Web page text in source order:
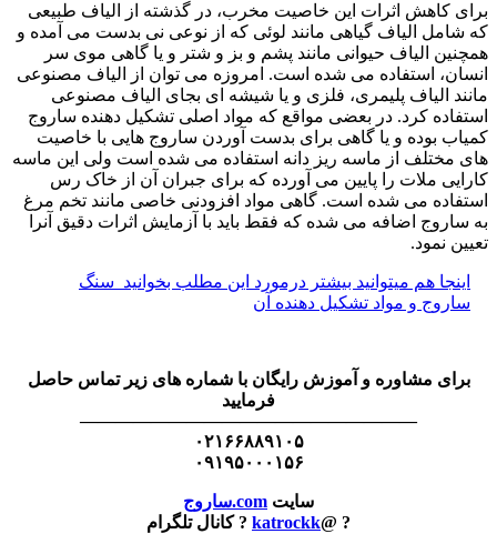
برای کاهش اثرات این خاصیت مخرب، در گذشته از الیاف طبیعی
که شامل الیاف گیاهی مانند لوئی که از نوعی نی بدست می آمده و
همچنین الیاف حیوانی مانند پشم و بز و شتر و یا گاهی موی سر
انسان، استفاده می شده است. امروزه می توان از الیاف مصنوعی
مانند الیاف پلیمری، فلزی و یا شیشه ای بجای الیاف مصنوعی
استفاده کرد. در بعضی مواقع که مواد اصلی تشکیل دهنده ساروج
کمیاب بوده و یا گاهی برای بدست آوردن ساروج هایی با خاصیت
های مختلف از ماسه ریز دانه استفاده می شده است ولی این ماسه
کارایی ملات را پایین می آورده که برای جبران آن از خاک رس
استفاده می شده است. گاهی مواد افزودنی خاصی مانند تخم مرغ
به ساروج اضافه می شده که فقط باید با آزمایش اثرات دقیق آنرا
تعیین نمود.
اینجا هم میتوانید بیشتر درمورد این مطلب بخوانید سنگ
ساروج و مواد تشکیل دهنده آن
برای مشاوره و آموزش رایگان با شماره های زیر تماس حاصل
فرمایید
———————————————————
۰۲۱۶۶۸۸۹۱۰۵
۰۹۱۹۵۰۰۰۱۵۶
سایت com.ساروج
? @
katrockk ? کانال تلگرام